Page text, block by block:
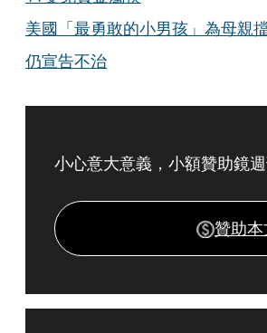
美國「最勇敢的小男孩」為母親
仍宣告不治
小心意大意義，小額贊助鏡週
贊助本